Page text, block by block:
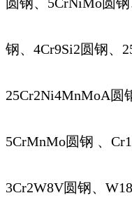
钢、4Cr9Si2圆钢、
25Cr2Ni4MnMoA圆
5CrMnMo圆钢 、
3Cr2W8V圆钢、